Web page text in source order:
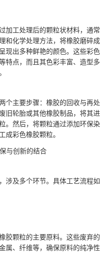
加工处理后的颗粒状材料，通常
和化学处理方法，将橡胶磨碎成
现出多种鲜艳的颜色。这些彩色
特点，而且其色彩丰富、造型多
个主要步骤：橡胶的回收与再处
旧轮胎或其他橡胶制品，将其进
。然后，将颗粒通过添加环保染
成彩色橡胶颗粒。
涉及多个环节。具体工艺流程如
胶颗粒的主要原料。这些废弃的
属、纤维等，确保原料的纯净性